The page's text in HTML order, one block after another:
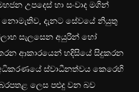
උපදෙස් හා සංවාද මගින්
දැනට සේවයේ නියුතු
සැලසෙන අයුරින් හෝ
ආකාරයෙන් හදිසියේ සිදුකරන
ස්වාධීනත්වය කෙරෙහි
ලෙස පළුදු වන බව